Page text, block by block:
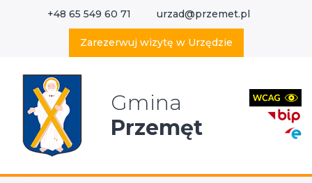
+48 65 549 60 71 urzad@przemet.pl
Zarezerwuj wizytę w Urzędzie
Gmina
Przemęt
Wyszukaj w serwisie